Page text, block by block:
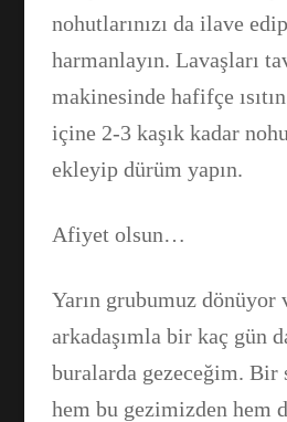
nohutlarınızı da ilave
harmanlayın. Lavaşları
makinesinde hafifçe
içine 2-3 kaşık kadar
ekleyip dürüm yapın.
Afiyet olsun…
Yarın grubumuz dönüyor
arkadaşımla bir kaç gün
buralarda gezeceğim. Bir
hem bu gezimizden hem